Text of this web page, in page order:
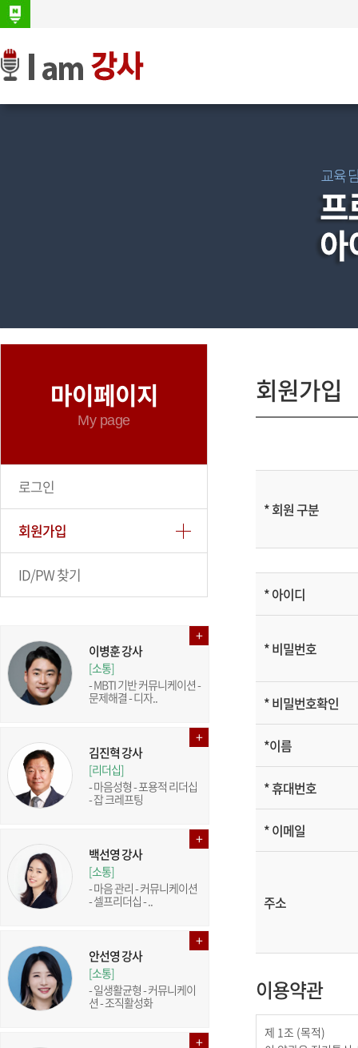
마이페이지
My page
로그인
회원가입
ID/PW 찾기
이병훈 강사
[소통]
- MBTI 기반 커뮤니케이션 -
문제해결 - 디자..
김진혁 강사
[리더십]
- 마음성형 - 포용적 리더십
- 잡 크레프팅
백선영 강사
[소통]
- 마음 관리 - 커뮤니케이션
- 셀프리더십 - ..
안선영 강사
[소통]
- 일생활균형 - 커뮤니케이
션 - 조직활성화
회원가입
*회원 구분
*아이디
*비밀번호
*비밀번호확인
*이름
*휴대번호
*이메일
주소
이용약관